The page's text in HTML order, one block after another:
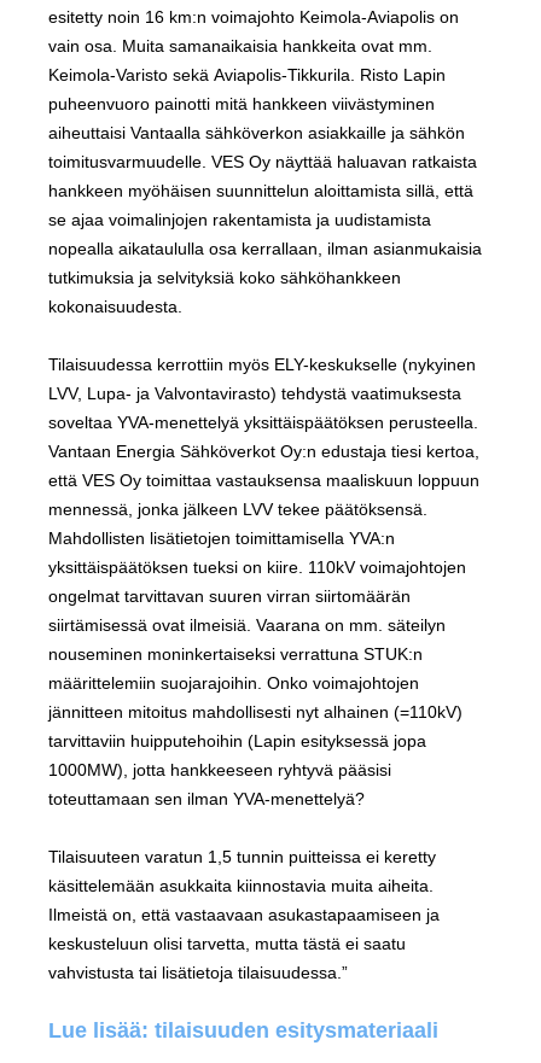
esitetty noin 16 km:n voimajohto Keimola-Aviapolis on
vain osa. Muita samanaikaisia hankkeita ovat mm.
Keimola-Varisto sekä Aviapolis-Tikkurila. Risto Lapin
puheenvuoro painotti mitä hankkeen viivästyminen
aiheuttaisi Vantaalla sähköverkon asiakkaille ja sähkön
toimitusvarmuudelle. VES Oy näyttää haluavan ratkaista
hankkeen myöhäisen suunnittelun aloittamista sillä, että
se ajaa voimalinjojen rakentamista ja uudistamista
nopealla aikataululla osa kerrallaan, ilman asianmukaisia
tutkimuksia ja selvityksiä koko sähköhankkeen
kokonaisuudesta.
Tilaisuudessa kerrottiin myös ELY-keskukselle (nykyinen
LVV, Lupa- ja Valvontavirasto) tehdystä vaatimuksesta
soveltaa YVA-menettelyä yksittäispäätöksen perusteella.
Vantaan Energia Sähköverkot Oy:n edustaja tiesi kertoa,
että VES Oy toimittaa vastauksensa maaliskuun loppuun
mennessä, jonka jälkeen LVV tekee päätöksensä.
Mahdollisten lisätietojen toimittamisella YVA:n
yksittäispäätöksen tueksi on kiire. 110kV voimajohtojen
ongelmat tarvittavan suuren virran siirtomäärän
siirtämisessä ovat ilmeisiä. Vaarana on mm. säteilyn
nouseminen moninkertaiseksi verrattuna STUK:n
määrittelemiin suojarajoihin. Onko voimajohtojen
jännitteen mitoitus mahdollisesti nyt alhainen (=110kV)
tarvittaviin huipputehoihin (Lapin esityksessä jopa
1000MW), jotta hankkeeseen ryhtyvä pääsisi
toteuttamaan sen ilman YVA-menettelyä?
Tilaisuuteen varatun 1,5 tunnin puitteissa ei keretty
käsittelemään asukkaita kiinnostavia muita aiheita.
Ilmeistä on, että vastaavaan asukastapaamiseen ja
keskusteluun olisi tarvetta, mutta tästä ei saatu
vahvistusta tai lisätietoja tilaisuudessa.”
Lue lisää: tilaisuuden esitysmateriaali